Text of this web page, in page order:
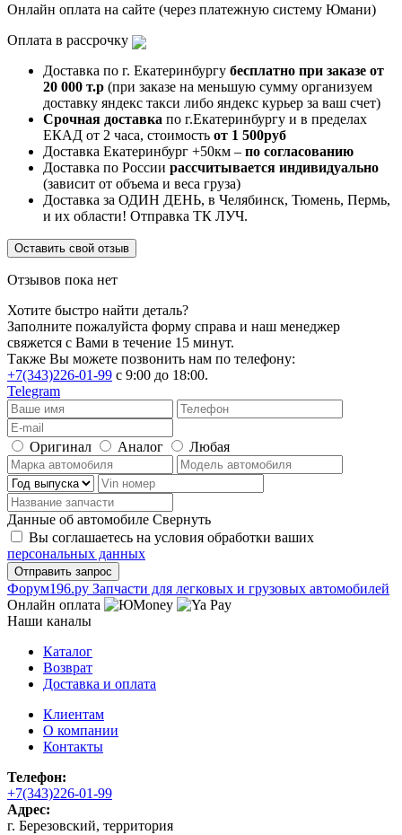
Онлайн оплата на сайте (через платежную систему Юмани)
Оплата в рассрочку
Доставка по г. Екатеринбургу бесплатно при заказе от
20 000 т.р (при заказе на меньшую сумму организуем
доставку яндекс такси либо яндекс курьер за ваш счет)
Срочная доставка по г.Екатеринбургу и в пределах
ЕКАД от 2 часа, стоимость от 1 500руб
Доставка Екатеринбург +50км – по согласованию
Доставка по России рассчитывается индивидуально
(зависит от объема и веса груза)
Доставка за ОДИН ДЕНЬ, в Челябинск, Тюмень, Пермь,
и их области! Отправка ТК ЛУЧ.
Оставить свой отзыв
Отзывов пока нет
Хотите быстро найти деталь?
Заполните пожалуйста форму справа и наш менеджер
свяжется с Вами в течение 15 минут.
Также Вы можете позвонить нам по телефону:
+7(343)226-01-99 с 9:00 до 18:00.
Telegram
Оригинал Аналог Любая
Данные об автомобиле Свернуть
Вы соглашаетесь на условия обработки ваших
персональных данных
Фoрум196.ру Запчасти для легковых и грузовых автомобилей
Онлайн оплата
Наши каналы
Каталог
Возврат
Доставка и оплата
Клиентам
О компании
Контакты
Телефон:
+7(343)226-01-99
Адрес:
г. Березовский, территория